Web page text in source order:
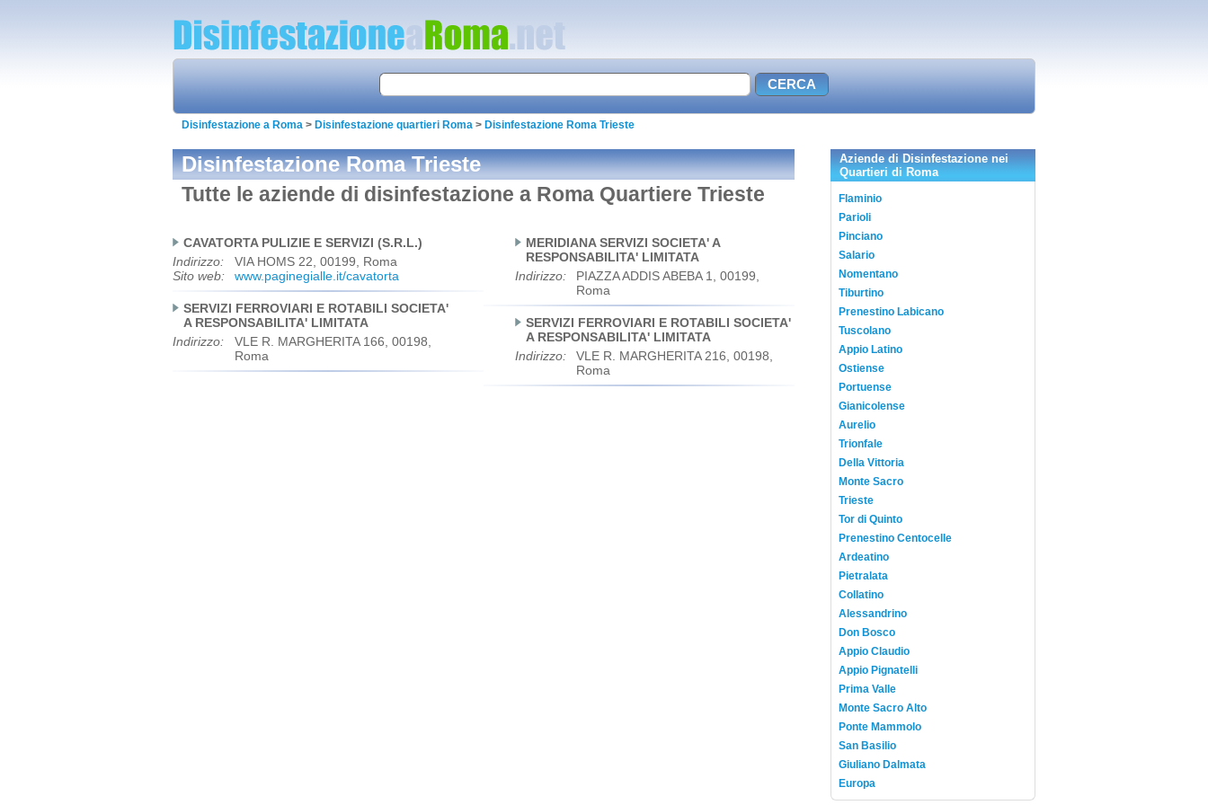
Disinfestazione a Roma > Disinfestazione quartieri Roma > Disinfestazione Roma Trieste
Disinfestazione Roma Trieste
Tutte le aziende di disinfestazione a Roma Quartiere Trieste
CAVATORTA PULIZIE E SERVIZI (S.R.L.)
Indirizzo:
VIA HOMS 22, 00199, Roma
Sito web:
www.paginegialle.it/cavatorta
MERIDIANA SERVIZI SOCIETA' A
RESPONSABILITA' LIMITATA
Indirizzo:
PIAZZA ADDIS ABEBA 1, 00199,
Roma
SERVIZI FERROVIARI E ROTABILI SOCIETA'
A RESPONSABILITA' LIMITATA
Indirizzo:
VLE R. MARGHERITA 166, 00198,
Roma
SERVIZI FERROVIARI E ROTABILI SOCIETA'
A RESPONSABILITA' LIMITATA
Indirizzo:
VLE R. MARGHERITA 216, 00198,
Roma
Aziende di Disinfestazione nei
Quartieri di Roma
Flaminio
Parioli
Pinciano
Salario
Nomentano
Tiburtino
Prenestino Labicano
Tuscolano
Appio Latino
Ostiense
Portuense
Gianicolense
Aurelio
Trionfale
Della Vittoria
Monte Sacro
Trieste
Tor di Quinto
Prenestino Centocelle
Ardeatino
Pietralata
Collatino
Alessandrino
Don Bosco
Appio Claudio
Appio Pignatelli
Prima Valle
Monte Sacro Alto
Ponte Mammolo
San Basilio
Giuliano Dalmata
Europa